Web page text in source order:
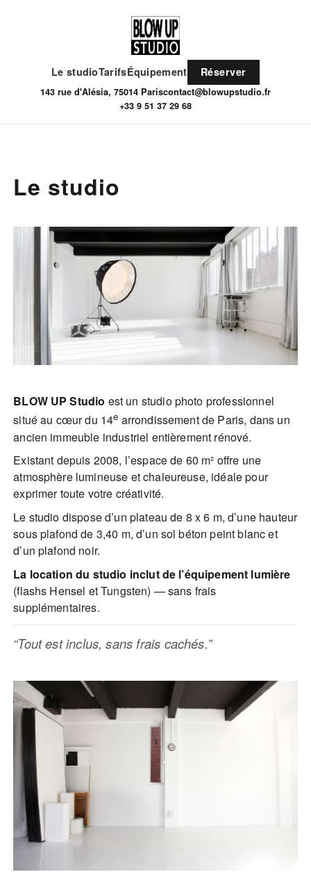
Le studioTarifsÉquipement Réserver
143 rue d'Alésia, 75014 Pariscontact@blowupstudio.fr
+33 9 51 37 29 68
Le studio
BLOW UP Studio est un studio photo professionnel
situé au cœur du 14e arrondissement de Paris, dans un
ancien immeuble industriel entièrement rénové.
Existant depuis 2008, l’espace de 60 m² offre une
atmosphère lumineuse et chaleureuse, idéale pour
exprimer toute votre créativité.
Le studio dispose d’un plateau de 8 x 6 m, d’une hauteur
sous plafond de 3,40 m, d’un sol béton peint blanc et
d’un plafond noir.
La location du studio inclut de l’équipement lumière
(flashs Hensel et Tungsten) — sans frais
supplémentaires.
“Tout est inclus, sans frais cachés.”